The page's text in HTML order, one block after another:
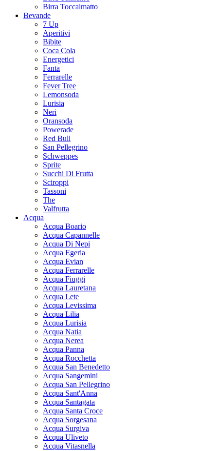
Birra Toccalmatto
Bevande
7 Up
Aperitivi
Bibite
Coca Cola
Energetici
Fanta
Ferrarelle
Fever Tree
Lemonsoda
Lurisia
Neri
Oransoda
Powerade
Red Bull
San Pellegrino
Schweppes
Sprite
Succhi Di Frutta
Sciroppi
Tassoni
The
Valfrutta
Acqua
Acqua Boario
Acqua Capannelle
Acqua Di Nepi
Acqua Egeria
Acqua Evian
Acqua Ferrarelle
Acqua Fiuggi
Acqua Lauretana
Acqua Lete
Acqua Levissima
Acqua Lilia
Acqua Lurisia
Acqua Natia
Acqua Nerea
Acqua Panna
Acqua Rocchetta
Acqua San Benedetto
Acqua Sangemini
Acqua San Pellegrino
Acqua Sant'Anna
Acqua Santagata
Acqua Santa Croce
Acqua Sorgesana
Acqua Surgiva
Acqua Uliveto
Acqua Vitasnella